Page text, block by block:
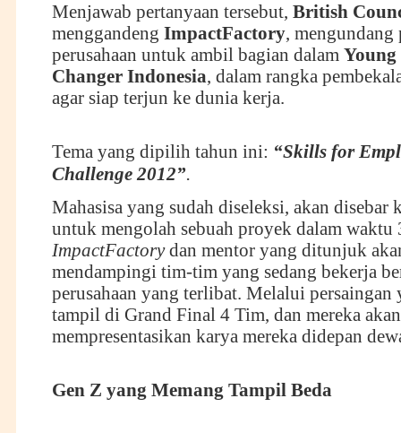
Menjawab pertanyaan tersebut, British
menggandeng ImpactFactory, mengundang
perusahaan untuk ambil bagian dalam Young
Changer Indonesia, dalam rangka
agar siap terjun ke dunia kerja.
Tema yang dipilih tahun ini: “Skills for
Challenge 2012”.
Mahasisa yang sudah diseleksi, akan disebar
untuk mengolah sebuah proyek dalam waktu
ImpactFactorydan mentor yang ditunjuk
mendampingi tim-tim yang sedang bekerja
perusahaan yang terlibat. Melalui persaingan
tampil di Grand Final 4 Tim, dan mereka akan
mempresentasikan karya mereka didepan
Gen Z yang Memang Tampil Beda